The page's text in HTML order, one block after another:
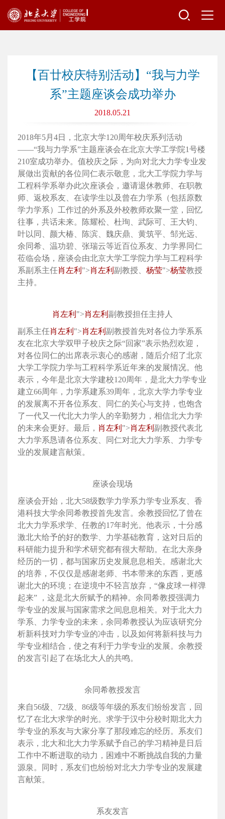
【百廿校庆特别活动】“我与力学
系”主题座谈会成功举办
2018.05.21
2018年5月4日，北京大学120周年校庆系列活动
——“我与力学系”主题座谈会在北京大学工学院1号楼
210室成功举办。值校庆之际，为向对北大力学专业发
展做出贡献的各位同仁表示敬意，北大工学院力学与
工程科学系举办此次座谈会，邀请退休教师、在职教
师、返校系友、在读学生以及曾在力学系（包括原数
学力学系）工作过的外系及外校教师欢聚一堂，回忆
往事，共话未来。陈耀松、杜珣、武际可、王大钧、
叶以同、颜大椿、陈滨、魏庆鼎、黄筑平、邹光远、
余同希、温功碧、张瑞云等近百位系友、力学界同仁
莅临会场，座谈会由北京大学工学院力学与工程科学
系副系主任肖左利 ">肖左利 副教授、 杨莹">杨莹教授
主持。
肖左利 ">肖左利 副教授担任主持人
副系主任肖左利 ">肖左利 副教授首先对各位力学系系
友在北京大学双甲子校庆之际“回家”表示热烈欢迎，
对各位同仁的出席表示衷心的感谢，随后介绍了北京
大学工学院力学与工程科学系近年来的发展情况。他
表示，今年是北京大学建校120周年，是北大力学专业
建立66周年，力学系建系39周年，北京大学力学专业
的发展离不开各位系友、同仁的关心与支持，也饱含
了一代又一代北大力学人的辛勤努力，相信北大力学
的未来会更好。最后， 肖左利 ">肖左利 副教授代表北
大力学系恳请各位系友、同仁对北大力学系、力学专
业的发展建言献策。
座谈会现场
座谈会开始，北大58级数学力学系力学专业系友、香
港科技大学余同希教授首先发言。余教授回忆了曾在
北大力学系求学、任教的17年时光。他表示，十分感
激北大给予的好的数学、力学基础教育，这对日后的
科研能力提升和学术研究都有很大帮助。在北大亲身
经历的一切，都与国家历史发展息息相关。感谢北大
的培养，不仅仅是感谢老师、书本带来的东西，更感
谢北大的环境；在逆境中不轻言放弃，“像皮球一样弹
起来” ，这是北大所赋予的精神。余同希教授强调力
学专业的发展与国家需求之间息息相关。对于北大力
学系、力学专业的未来，余同希教授认为应该研究分
析新科技对力学专业的冲击，以及如何将新科技与力
学专业相结合，使之有利于力学专业的发展。余教授
的发言引起了在场北大人的共鸣。
余同希教授发言
来自56级、72级、86级等年级的系友们纷纷发言，回
忆了在北大求学的时光。求学于汉中分校时期北大力
学专业的系友与大家分享了那段难忘的经历。系友们
表示，北大和北大力学系赋予自己的学习精神是日后
工作中不断进取的动力，困难中不断挑战自我的力量
源泉。同时，系友们也纷纷对北大力学专业的发展建
言献策。
系友发言